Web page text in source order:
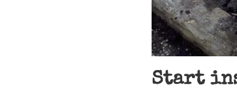
Start